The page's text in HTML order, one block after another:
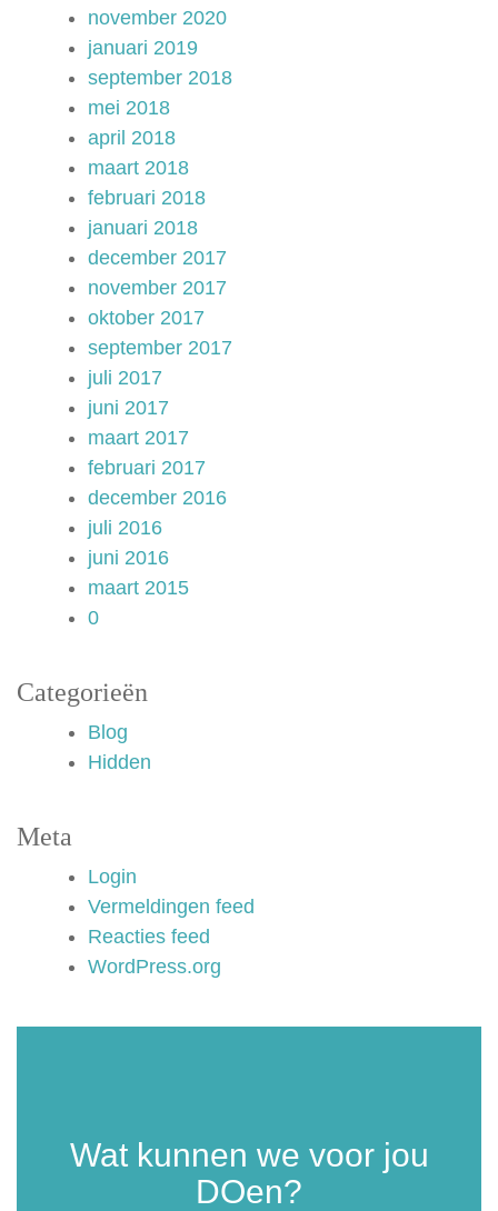
november 2020
januari 2019
september 2018
mei 2018
april 2018
maart 2018
februari 2018
januari 2018
december 2017
november 2017
oktober 2017
september 2017
juli 2017
juni 2017
maart 2017
februari 2017
december 2016
juli 2016
juni 2016
maart 2015
0
Categorieën
Blog
Hidden
Meta
Login
Vermeldingen feed
Reacties feed
WordPress.org
Wat kunnen we voor jou
DOen?